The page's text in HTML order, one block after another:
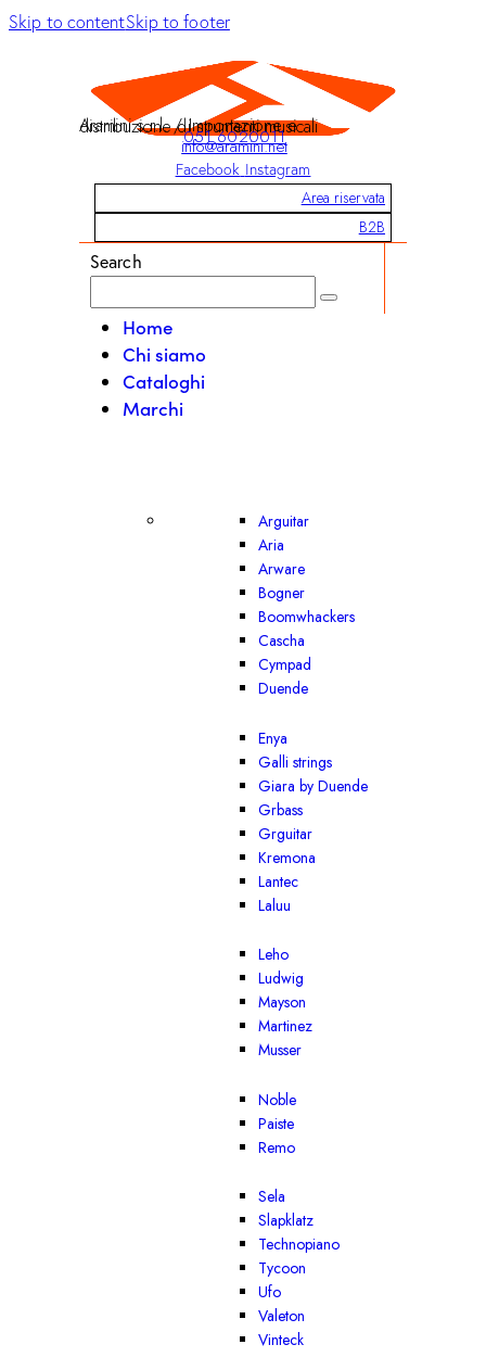
Skip to contentSkip to footer
Aramini s.r.l. / Importazione e distribuzione di strumenti musicali
051 6020011
info@aramini.net
Facebook Instagram
Area riservata
B2B
Search
Home
Chi siamo
Cataloghi
Marchi
Arguitar
Aria
Arware
Bogner
Boomwhackers
Cascha
Cympad
Duende
Enya
Galli strings
Giara by Duende
Grbass
Grguitar
Kremona
Lantec
Laluu
Leho
Ludwig
Mayson
Martinez
Musser
Noble
Paiste
Remo
Sela
Slapklatz
Technopiano
Tycoon
Ufo
Valeton
Vinteck